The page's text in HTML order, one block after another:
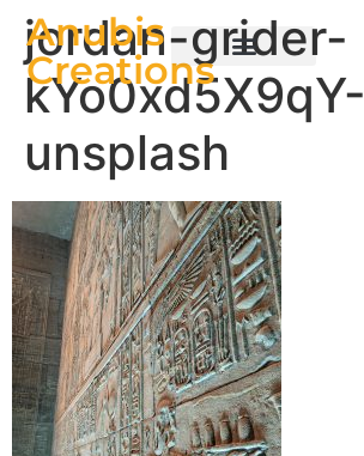
Anubis
Creations
jordan-grider-
kYo0xd5X9qY-
unsplash